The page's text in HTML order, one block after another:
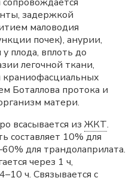
задержкой
маловодия
почек), анурии,
плода, вплоть до
легочной ткани,
краниофасциальных
Боталлова протока и
матери.
всасывается из ЖКТ.
составляет 10% для
для трандолаприлата.
через 1 ч,
ч. Связывается с